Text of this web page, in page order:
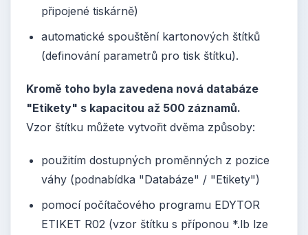
připojené tiskárně)
automatické spouštění kartonových štítků
(definování parametrů pro tisk štítku).
Kromě toho byla zavedena nová databáze
"Etikety" s kapacitou až 500 záznamů.
Vzor štítku můžete vytvořit dvěma způsoby:
použitím dostupných proměnných z pozice
váhy (podnabídka "Databáze" / "Etikety")
pomocí počítačového programu EDYTOR
ETIKET R02 (vzor štítku s příponou *.lb lze